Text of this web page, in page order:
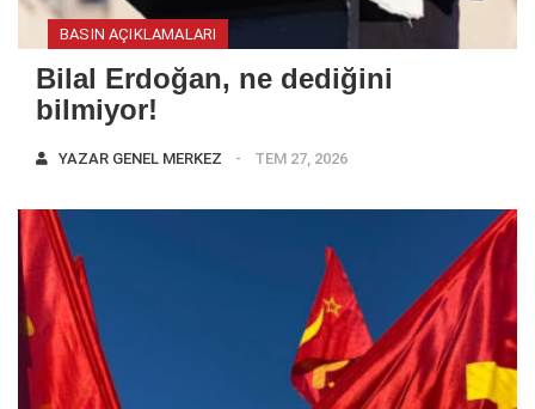
BASIN AÇIKLAMALARI
Bilal Erdoğan, ne dediğini
bilmiyor!
YAZAR GENEL MERKEZ TEM 27, 2026